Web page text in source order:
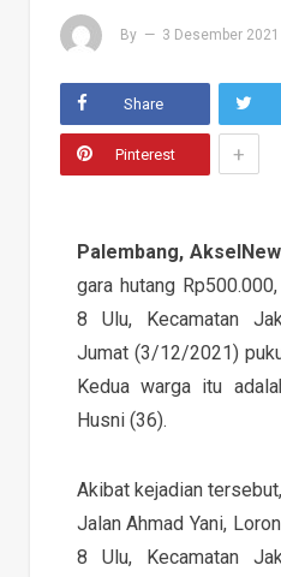
By 3 Desember 2021
Share
Pinterest +
Palembang,
gara hutang
8 Ulu, Kecamatan
Jumat (3/12/2021)
Kedua warga itu
Husni (36).
Akibat kejadian
Jalan Ahmad Yani,
8 Ulu, Kecamatan